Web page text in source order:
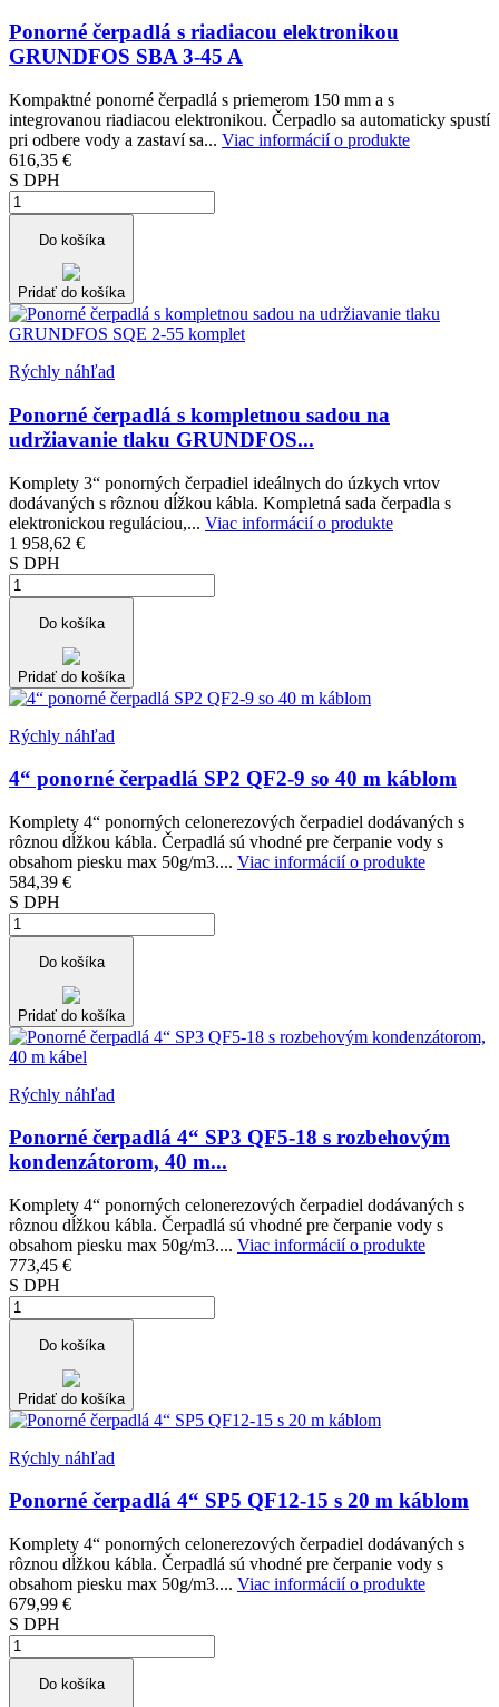
Ponorné čerpadlá s riadiacou elektronikou
GRUNDFOS SBA 3-45 A
Kompaktné ponorné čerpadlá s priemerom 150 mm a s
integrovanou riadiacou elektronikou. Čerpadlo sa automaticky spustí
pri odbere vody a zastaví sa... Viac informácií o produkte
616,35 €
S DPH
Do košíka
Pridať do košíka
Rýchly náhľad
Ponorné čerpadlá s kompletnou sadou na
udržiavanie tlaku GRUNDFOS...
Komplety 3“ ponorných čerpadiel ideálnych do úzkych vrtov
dodávaných s rôznou dĺžkou kábla. Kompletná sada čerpadla s
elektronickou reguláciou,... Viac informácií o produkte
1 958,62 €
S DPH
Do košíka
Pridať do košíka
Rýchly náhľad
4“ ponorné čerpadlá SP2 QF2-9 so 40 m káblom
Komplety 4“ ponorných celonerezových čerpadiel dodávaných s
rôznou dĺžkou kábla. Čerpadlá sú vhodné pre čerpanie vody s
obsahom piesku max 50g/m3.... Viac informácií o produkte
584,39 €
S DPH
Do košíka
Pridať do košíka
Rýchly náhľad
Ponorné čerpadlá 4“ SP3 QF5-18 s rozbehovým
kondenzátorom, 40 m...
Komplety 4“ ponorných celonerezových čerpadiel dodávaných s
rôznou dĺžkou kábla. Čerpadlá sú vhodné pre čerpanie vody s
obsahom piesku max 50g/m3.... Viac informácií o produkte
773,45 €
S DPH
Do košíka
Pridať do košíka
Rýchly náhľad
Ponorné čerpadlá 4“ SP5 QF12-15 s 20 m káblom
Komplety 4“ ponorných celonerezových čerpadiel dodávaných s
rôznou dĺžkou kábla. Čerpadlá sú vhodné pre čerpanie vody s
obsahom piesku max 50g/m3.... Viac informácií o produkte
679,99 €
S DPH
Do košíka